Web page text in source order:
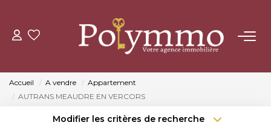
LOUER
Accueil A vendre
Appartement
AUTRANS MEAUDRE EN VERCORS
Modifier les critères de recherche